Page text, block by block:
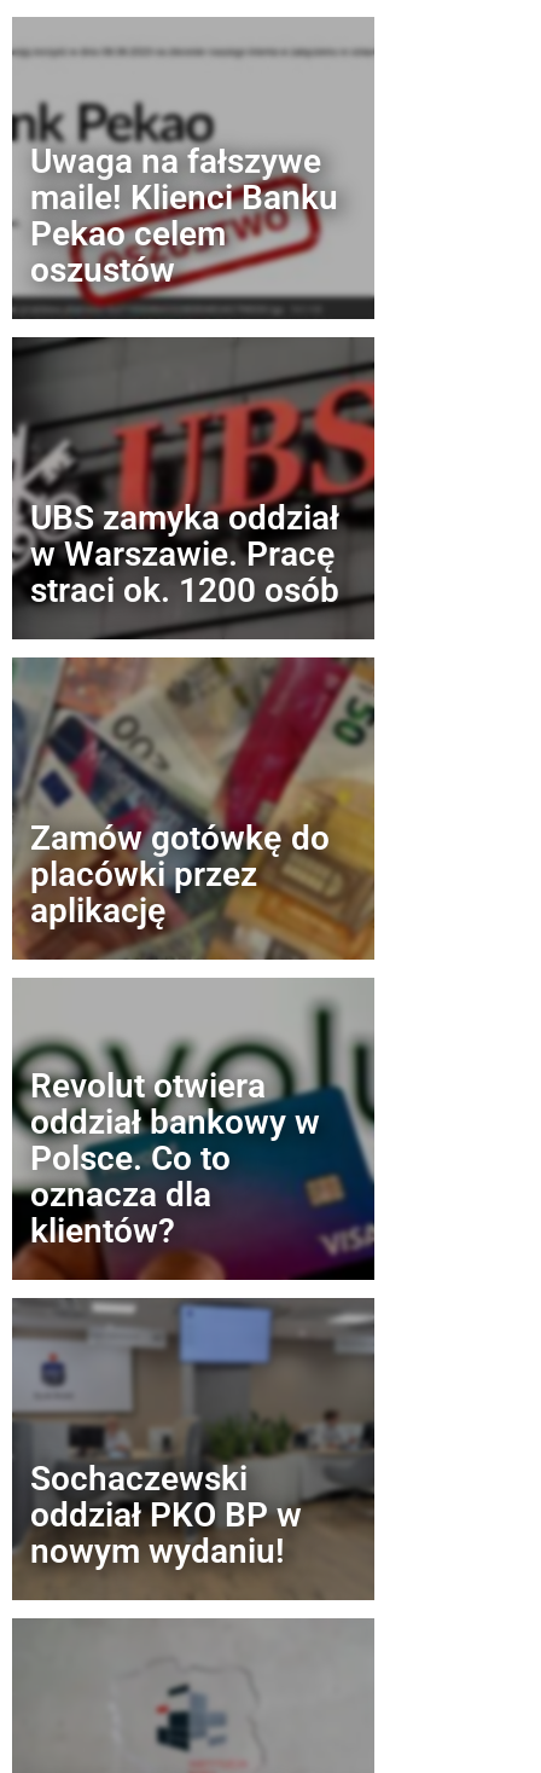
Uwaga na fałszywe
maile! Klienci Banku
Pekao celem
oszustów
UBS zamyka oddział
w Warszawie. Pracę
straci ok. 1200 osób
Zamów gotówkę do
placówki przez
aplikację
Revolut otwiera
oddział bankowy w
Polsce. Co to
oznacza dla
klientów?
Sochaczewski
oddział PKO BP w
nowym wydaniu!